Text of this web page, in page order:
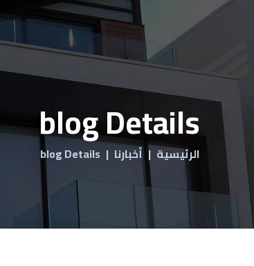
blog Details
الرئيسية أخبارنا blog Details